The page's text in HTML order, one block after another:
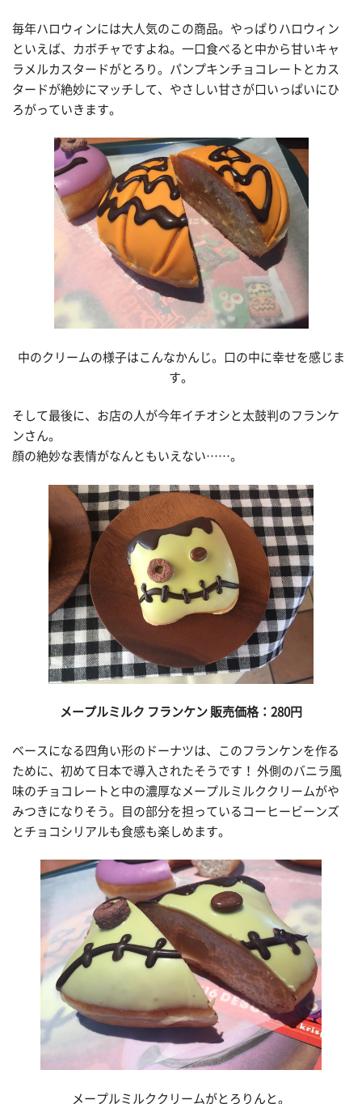
毎年ハロウィンには大人気のこの商品。やっぱりハロウィン
といえば、カボチャですよね。一口食べると中から甘いキャ
ラメルカスタードがとろり。パンプキンチョコレートとカス
タードが絶妙にマッチして、やさしい甘さが口いっぱいにひ
ろがっていきます。
中のクリームの様子はこんなかんじ。口の中に幸せを感じま
す。
そして最後に、お店の人が今年イチオシと太鼓判のフランケ
ンさん。
顔の絶妙な表情がなんともいえない……。
メープルミルク フランケン 販売価格：280円
ベースになる四角い形のドーナツは、このフランケンを作る
ために、初めて日本で導入されたそうです！ 外側のバニラ風
味のチョコレートと中の濃厚なメープルミルククリームがや
みつきになりそう。目の部分を担っているコーヒービーンズ
とチョコシリアルも食感も楽しめます。
メープルミルククリームがとろりんと。